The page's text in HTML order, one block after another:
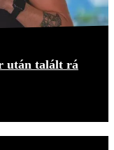
után talált rá